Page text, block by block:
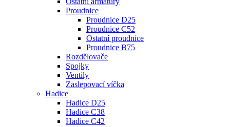
Proudnice
Proudnice D25
Proudnice C52
Ostatní proudnice
Proudnice B75
Rozdělovače
Spojky
Ventily
Zaslepovací víčka
Hadice
Hadice D25
Hadice C38
Hadice C42